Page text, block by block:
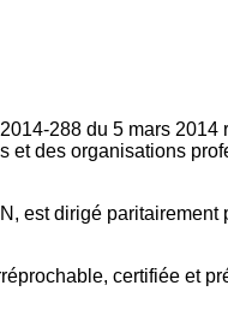
288 du 5 mars
des organisations
est dirigé
certifiée et